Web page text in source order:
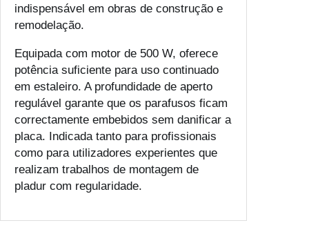
indispensável em obras de construção e
remodelação.
Equipada com motor de 500 W, oferece
potência suficiente para uso continuado
em estaleiro. A profundidade de aperto
regulável garante que os parafusos ficam
correctamente embebidos sem danificar a
placa. Indicada tanto para profissionais
como para utilizadores experientes que
realizam trabalhos de montagem de
pladur com regularidade.